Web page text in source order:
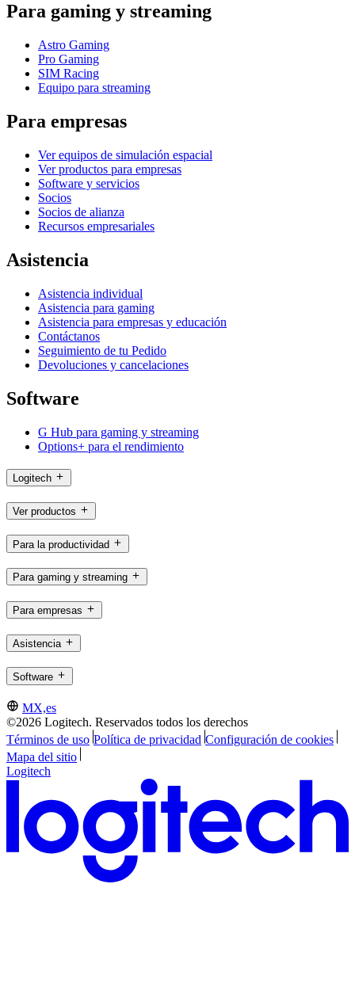
Para gaming y streaming
Astro Gaming
Pro Gaming
SIM Racing
Equipo para streaming
Para empresas
Ver equipos de simulación espacial
Ver productos para empresas
Software y servicios
Socios
Socios de alianza
Recursos empresariales
Asistencia
Asistencia individual
Asistencia para gaming
Asistencia para empresas y educación
Contáctanos
Seguimiento de tu Pedido
Devoluciones y cancelaciones
Software
G Hub para gaming y streaming
Options+ para el rendimiento
Logitech
Ver productos
Para la productividad
Para gaming y streaming
Para empresas
Asistencia
Software
MX,es
©2026 Logitech. Reservados todos los derechos
Términos de uso Política de privacidad Configuración de cookies
Mapa del sitio
Logitech